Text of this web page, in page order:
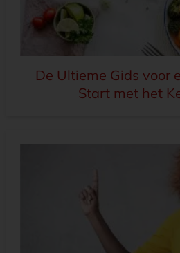
De Ultieme Gids voor
Start met het